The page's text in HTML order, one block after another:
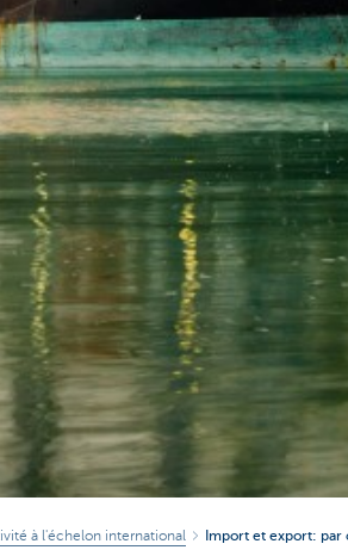
à l'échelon international Import et export: